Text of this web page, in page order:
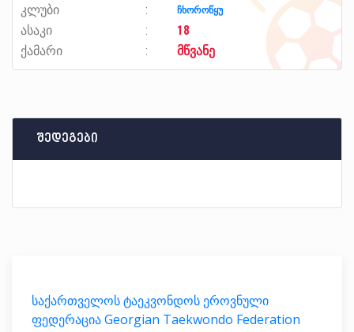
კლუბი ჩხოროწყუ
ასაკი
18
ქამარი
მწვანე
შედეგები
საქართველოს ტაეკვონდოს ეროვნული
ფედერაცია Georgian Taekwondo Federation